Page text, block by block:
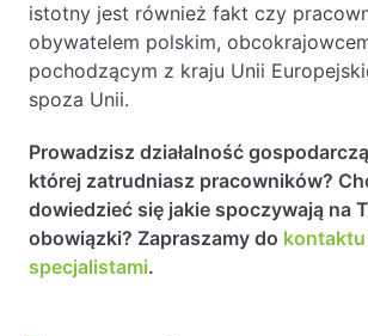
istotny jest również fakt czy
obywatelem polskim,
pochodzącym z kraju Unii
spoza Unii.
Prowadzisz działalność
której zatrudniasz pracowników?
dowiedzieć się jakie spoczywają na
obowiązki? Zapraszamy do kontaktu
specjalistami.